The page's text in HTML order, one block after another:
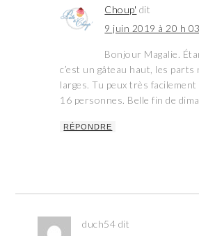
Choup' dit
9 juin 2019 à 20 h
Bonjour Magalie.
c’est un gâteau haut, les parts
larges. Tu peux très
16 personnes. Belle fin de
RÉPONDRE
duch54 dit